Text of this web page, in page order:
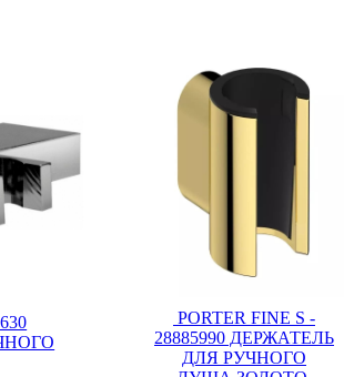
PORTER FINE S -
28885990 ДЕРЖАТЕЛЬ
ДЛЯ РУЧНОГО